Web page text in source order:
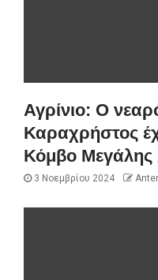
Αγρίνιο: Ο
Καραχρήστος
Κόμβο
3 Νοεμβρίου 2024